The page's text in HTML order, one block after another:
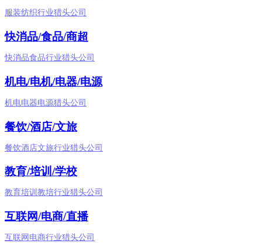
服装纺织行业猎头公司
快消品/食品/商超
快消品食品行业猎头公司
机电/电机/电器/电源
机电电器电源猎头公司
餐饮/酒店/文旅
餐饮酒店文旅行业猎头公司
教育/培训/学校
教育培训教培行业猎头公司
互联网/电商/直播
互联网电商行业猎头公司